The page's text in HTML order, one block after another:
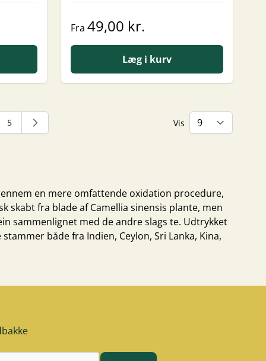
Fra 49,00 kr.
Læg i kurv
side
Side
5 Vis
en mere omfattende oxidation procedure,
skabt fra blade af Camellia sinensis plante, men
sammenlignet med de andre slags te. Udtrykket
både fra Indien, Ceylon, Sri Lanka, Kina,